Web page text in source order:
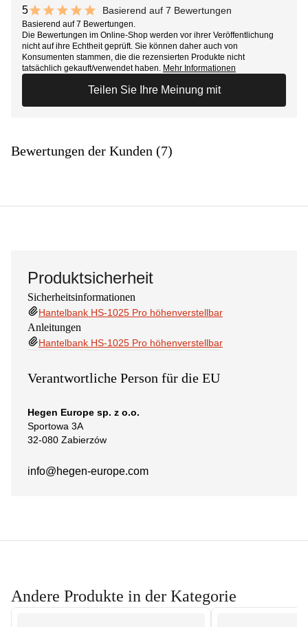
5
10 out of 10 stars
Basierend auf 7 Bewertungen
Basierend auf 7 Bewertungen.
Die Bewertungen im Online-Shop werden vor ihrer Veröffentlichung
nicht auf ihre Echtheit geprüft. Sie können daher auch von
Konsumenten stammen, die die rezensierten Produkte nicht
tatsächlich gekauft/verwendet haben. Mehr Informationen
Teilen Sie Ihre Meinung mit
Bewertungen der Kunden (7)
Produktsicherheit
Sicherheitsinformationen
Hantelbank HS-1025 Pro höhenverstellbar
Anleitungen
Hantelbank HS-1025 Pro höhenverstellbar
Verantwortliche Person für die EU
Hegen Europe sp. z o.o.
Sportowa 3A
32-080 Zabierzów
info@hegen-europe.com
Andere Produkte in der Kategorie